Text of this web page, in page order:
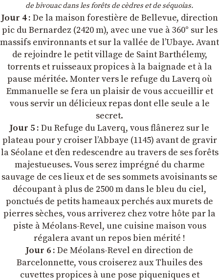
de bivouac dans les forêts de cèdres et de séquoias.
Jour 4 : De la maison forestière de Bellevue, direction
pic du Bernardez (2420 m), avec une vue à 360° sur les
massifs environnants et sur la vallée de l’Ubaye. Avant
de rejoindre le petit village de Saint Barthélemy,
torrents et ruisseaux propices à la baignade et à la
pause méritée. Monter vers le refuge du Laverq où
Emmanuelle se fera un plaisir de vous accueillir et
vous servir un délicieux repas dont elle seule a le
secret.
Jour 5 : Du Refuge du Laverq, vous flânerez sur le
plateau pour y croiser l’Abbaye (1145) avant de gravir
la Séolane et d’en redescendre au travers de ses forêts
majestueuses. Vous serez imprégné du charme
sauvage de ces lieux et de ses sommets avoisinants se
découpant à plus de 2500 m dans le bleu du ciel,
ponctués de petits hameaux perchés aux murets de
pierres sèches, vous arriverez chez votre hôte par la
piste à Méolans-Revel, une cuisine maison vous
régalera avant un repos bien mérité !
Jour 6 : De Méolans-Revel en direction de
Barcelonnette, vous croiserez aux Thuiles des
cuvettes propices à une pose piqueniques et